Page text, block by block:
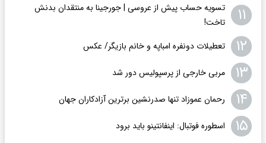
۱۱
تسویه حساب پیش از عروسی | جورجینا به منتقدان بدنش
تاخت!
۱۲ تعطیلات دونفره امباپه و خانم بازیگر/ عکس
۱۳ مربی خارجی از پرسپولیس دور شد
۱۴ رحمان عموزاد تنها صدرنشین برترین آزادکاران جهان
۱۵ اسطوره فوتبال: اینفانتینو باید برود